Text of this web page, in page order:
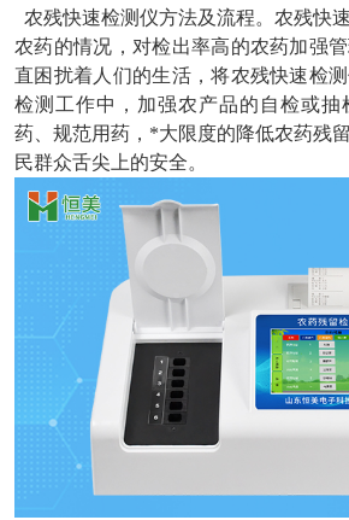
农残快速检测仪方法及流程。农残快
农药的情况，对检出率高的农药加强
直困扰着人们的生活，将农残快速检
检测工作中，加强农产品的自检或抽
药、规范用药，*大限度的降低农药残
民群众舌尖上的安全。